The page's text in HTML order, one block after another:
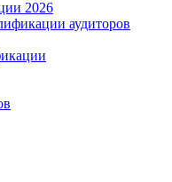
2026
аудиторов